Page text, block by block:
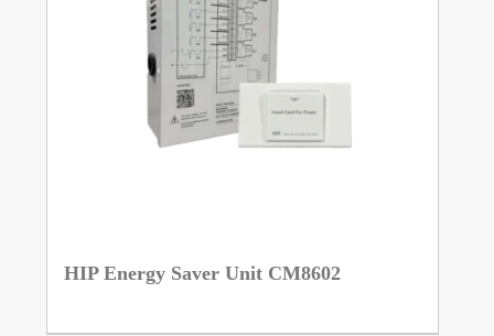
HIP Energy Saver Unit CM8602